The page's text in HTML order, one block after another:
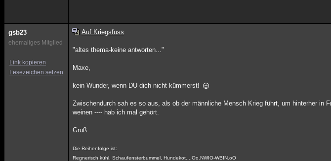
gsb23
ehemaliges Mitglied
Link kopieren
Lesezeichen setzen
Auf Kriegsfuss
"altes thema-keine antworten..."
Maxe,
kein Wunder, wenn DU dich nicht kümmerst!
Zwischendurch sah es so aus, als ob der männliche Mensch Krieg führt, um hinterher in
weinen ---- hab ich mal gehört.
Gruß
Die Reihenfolge ist:
Regnerisch kühl, Schaufensterbummel, Hundekot....Oo.NWIO-WBIN.oO